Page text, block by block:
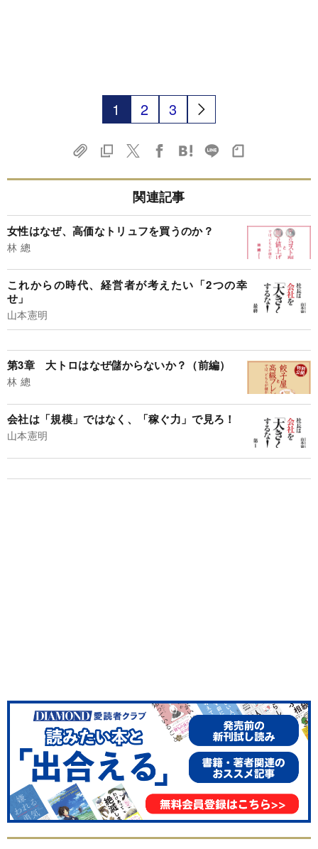
1 2 3
関連記事
女性はなぜ、高価なトリュフを買うのか？
林 總
これからの時代、経営者が考えたい「2つの幸
せ」
山本憲明
第3章 大トロはなぜ儲からないか？（前編）
林 總
会社は「規模」ではなく、「稼ぐ力」で見ろ！
山本憲明